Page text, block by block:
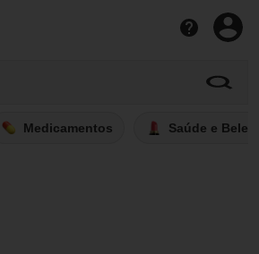
Medicamentos Saúde e